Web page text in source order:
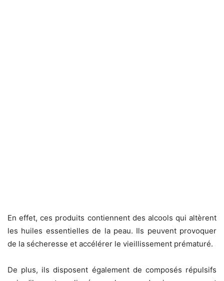
En effet, ces produits contiennent des alcools qui altèrent
les huiles essentielles de la peau. Ils peuvent provoquer
de la sécheresse et accélérer le vieillissement prématuré.
De plus, ils disposent également de composés répulsifs